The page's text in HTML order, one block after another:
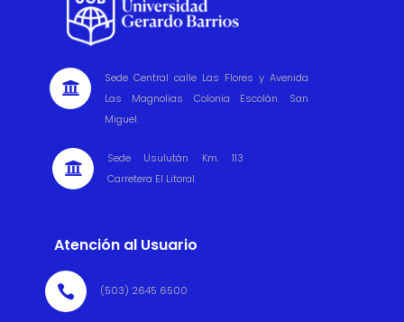

Sede Central calle Las Flores y Avenida
Las Magnolias Colonia Escolán. San
Miguel.

Sede Usulután Km. 113
Carretera El Litoral.
Atención al Usuario
 (503) 2645 6500